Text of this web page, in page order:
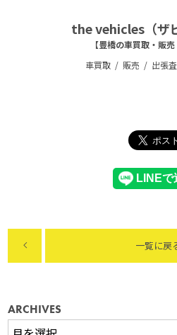
the vehicles（ザ
【豊橋の車買取・販売
車買取
販売 出張
一覧に戻
ARCHIVES